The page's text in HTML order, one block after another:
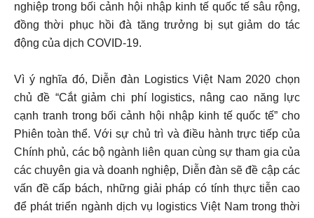
nghiệp trong bối cảnh hội nhập kinh tế quốc tế sâu rộng,
đồng thời phục hồi đà tăng trưởng bị sụt giảm do tác
động của dịch COVID-19.
Vì ý nghĩa đó, Diễn đàn Logistics Việt Nam 2020 chọn
chủ đề “Cắt giảm chi phí logistics, nâng cao năng lực
cạnh tranh trong bối cảnh hội nhập kinh tế quốc tế” cho
Phiên toàn thể. Với sự chủ trì và điều hành trực tiếp của
Chính phủ, các bộ ngành liên quan cùng sự tham gia của
các chuyên gia và doanh nghiệp, Diễn đàn sẽ đề cập các
vấn đề cấp bách, những giải pháp có tính thực tiễn cao
để phát triển ngành dịch vụ logistics Việt Nam trong thời